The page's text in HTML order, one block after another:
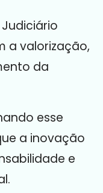
a valorização,
da
esse
a inovação
e